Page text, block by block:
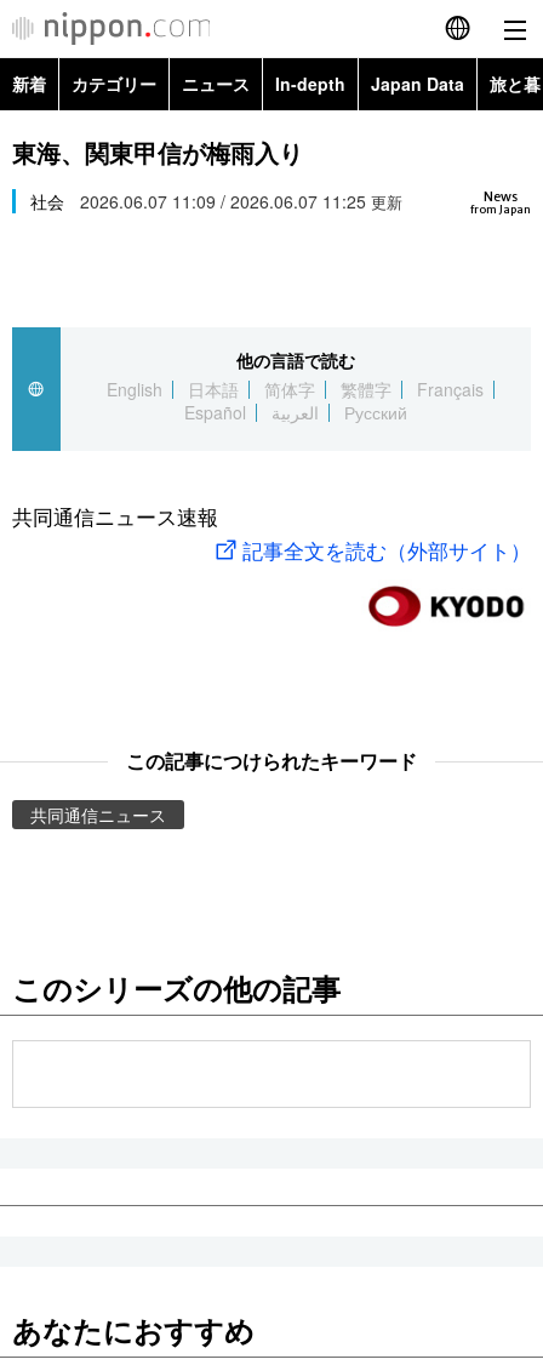
English
繁體字
العربية
社会
旅と暮らし
東京
新着 カテゴリー ニュース In-depth Japan Data 旅と
政治・外交
経済・ビジネス
社会
文化
科学・技術
暮らし
Images
お知らせ
東海、関東甲信が梅雨入り
News
from Japan
社会 2026.06.07 11:09 / 2026.06.07 11:25 更新
他の言語で読む
English
日本語 简体字 繁體字
Français
Español
العربية Русский
共同通信ニュース速報
記事全文を読む（外部サイト）
この記事につけられたキーワード
共同通信ニュース
このシリーズの他の記事
あなたにおすすめ